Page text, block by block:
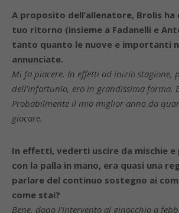
A proposito dell’allenatore, Brolis ha
tuo ritorno (insieme a Fadanelli e
tanto quanto le nuove e importanti
annunciate.
Mi fa piacere. In effetti ad inizio stagione,
dell’infortunio, ero in grandissima forma.
Probabilmente il mio miglior anno da
giocare.
In effetti, vederti uscire da mischie e
con la palla in mano, era quasi una
parlare del continuo sostegno ai
come stai?
Bene, dopo l’intervento al ginocchio a